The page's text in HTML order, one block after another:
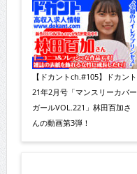
【ドカントch.#105】ドカント
21年2月号「マンスリーカバー
ガールVOL.221」林田百加さ
んの動画第3弾！